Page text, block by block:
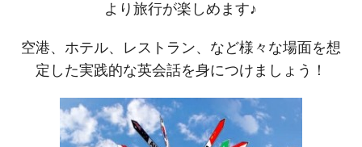
より旅行が楽しめます♪
空港、ホテル、レストラン、など様々な場面を想
定した実践的な英会話を身につけましょう！